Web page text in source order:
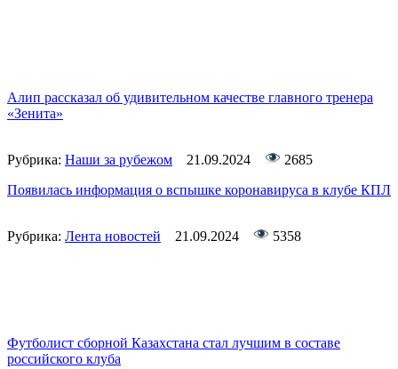
Алип рассказал об удивительном качестве главного тренера
«Зенита»
Рубрика: Наши за рубежом 21.09.2024
2685
Появилась информация о вспышке коронавируса в клубе КПЛ
Рубрика: Лента новостей 21.09.2024 5358
Футболист сборной Казахстана стал лучшим в составе
российского клуба